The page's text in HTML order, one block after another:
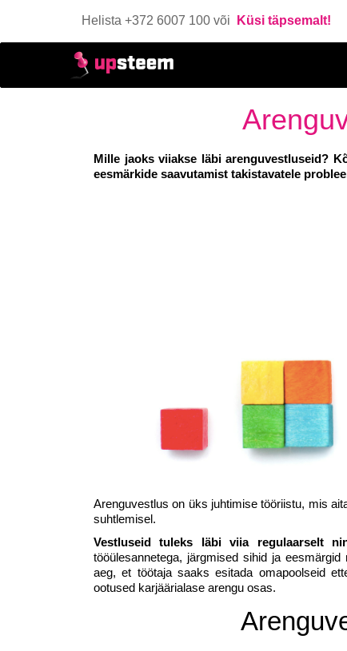
Helista +372 6007 100 või Küsi täpsemalt!
Mille jaoks viiakse läbi arenguvestluseid?
eesmärkide saavutamist takistavatele
Arenguvestlus on üks juhtimise tööriistu, mis
suhtlemisel.
Vestluseid tuleks läbi viia regulaarselt
tööülesannetega, järgmised sihid ja
aeg, et töötaja saaks esitada omapoolseid
ootused karjäärialase arengu osas.